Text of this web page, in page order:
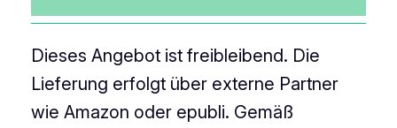
Dieses Angebot ist freibleibend. Die
Lieferung erfolgt über externe Partner
wie Amazon oder epubli. Gemäß